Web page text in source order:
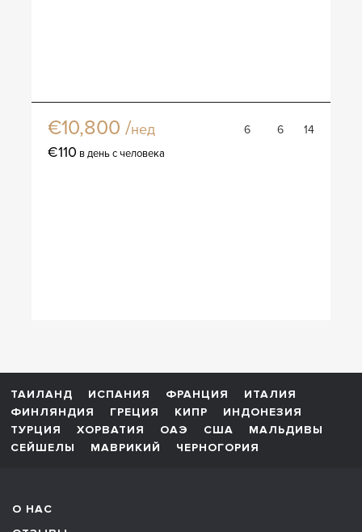
€10,800 /нед 6 6 14
€110 в день с человека
ТАИЛАНД ИСПАНИЯ ФРАНЦИЯ
ИТАЛИЯ
ФИНЛЯНДИЯ
ГРЕЦИЯ КИПР
ИНДОНЕЗИЯ
ТУРЦИЯ
ХОРВАТИЯ ОАЭ США
МАЛЬДИВЫ
СЕЙШЕЛЫ
МАВРИКИЙ ЧЕРНОГОРИЯ
О НАС